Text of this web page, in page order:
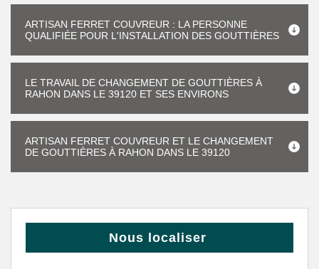
ARTISAN FERRET COUVREUR : LA PERSONNE
QUALIFIÉE POUR L'INSTALLATION DES GOUTTIÈRES
LE TRAVAIL DE CHANGEMENT DE GOUTTIÈRES À
RAHON DANS LE 39120 ET SES ENVIRONS
ARTISAN FERRET COUVREUR ET LE CHANGEMENT
DE GOUTTIÈRES À RAHON DANS LE 39120
Nous localiser